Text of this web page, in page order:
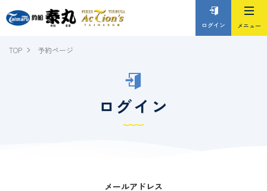
ログイン
TOP 予約ページ
ログイン
メールアドレス